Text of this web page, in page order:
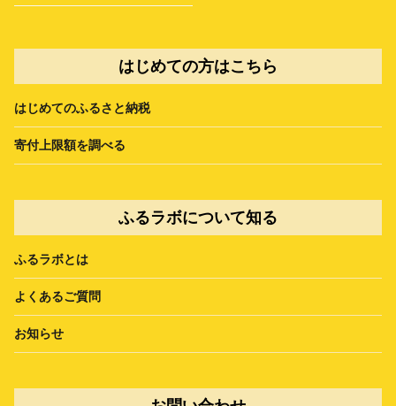
はじめての方はこちら
はじめてのふるさと納税
寄付上限額を調べる
ふるラボについて知る
ふるラボとは
よくあるご質問
お知らせ